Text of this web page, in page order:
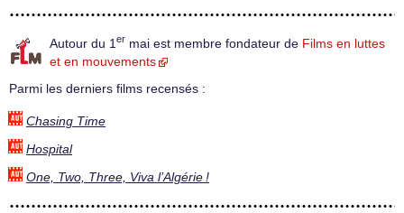
Autour du 1 er mai est membre fondateur de Films en luttes
et en mouvements
Parmi les derniers films recensés :
Chasing Time
Hospital
One, Two, Three, Viva l’Algérie !